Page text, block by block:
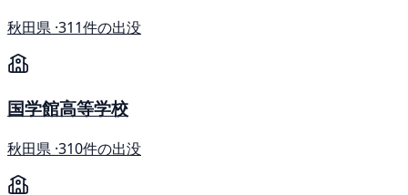
秋田県 ·311件の出没
国学館高等学校
秋田県 ·310件の出没